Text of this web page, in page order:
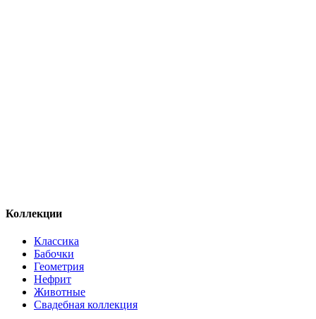
Коллекции
Классика
Бабочки
Геометрия
Нефрит
Животные
Свадебная коллекция